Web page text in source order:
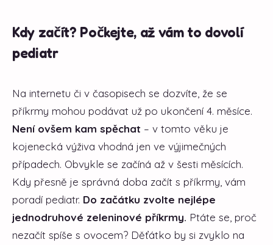
Kdy začít? Počkejte, až vám to dovolí
pediatr
Na internetu či v časopisech se dozvíte, že se
příkrmy mohou podávat už po ukončení 4. měsíce.
Není ovšem kam spěchat – v tomto věku je
kojenecká výživa vhodná jen ve výjimečných
případech. Obvykle se začíná až v šesti měsících.
Kdy přesně je správná doba začít s příkrmy, vám
poradí pediatr. Do začátku zvolte nejlépe
jednodruhové zeleninové příkrmy. Ptáte se, proč
nezačít spíše s ovocem? Děťátko by si zvyklo na